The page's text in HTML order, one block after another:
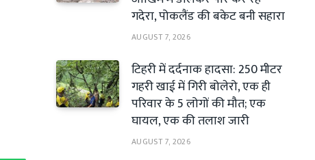
गदेरा, पोकलैंड की बकेट बनी सहारा
AUGUST 7, 2026
टिहरी में दर्दनाक हादसा: 250 मीटर
गहरी खाई में गिरी बोलेरो, एक ही
परिवार के 5 लोगों की मौत; एक
घायल, एक की तलाश जारी
AUGUST 7, 2026